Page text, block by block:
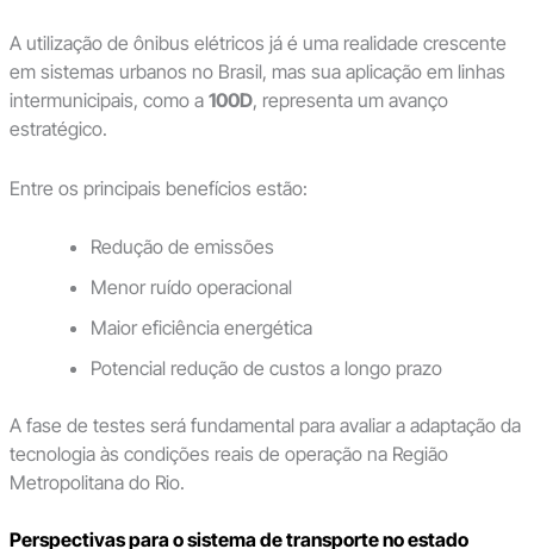
A utilização de ônibus elétricos já é uma realidade crescente
em sistemas urbanos no Brasil, mas sua aplicação em linhas
intermunicipais, como a 100D, representa um avanço
estratégico.
Entre os principais benefícios estão:
Redução de emissões
Menor ruído operacional
Maior eficiência energética
Potencial redução de custos a longo prazo
A fase de testes será fundamental para avaliar a adaptação da
tecnologia às condições reais de operação na Região
Metropolitana do Rio.
Perspectivas para o sistema de transporte no estado